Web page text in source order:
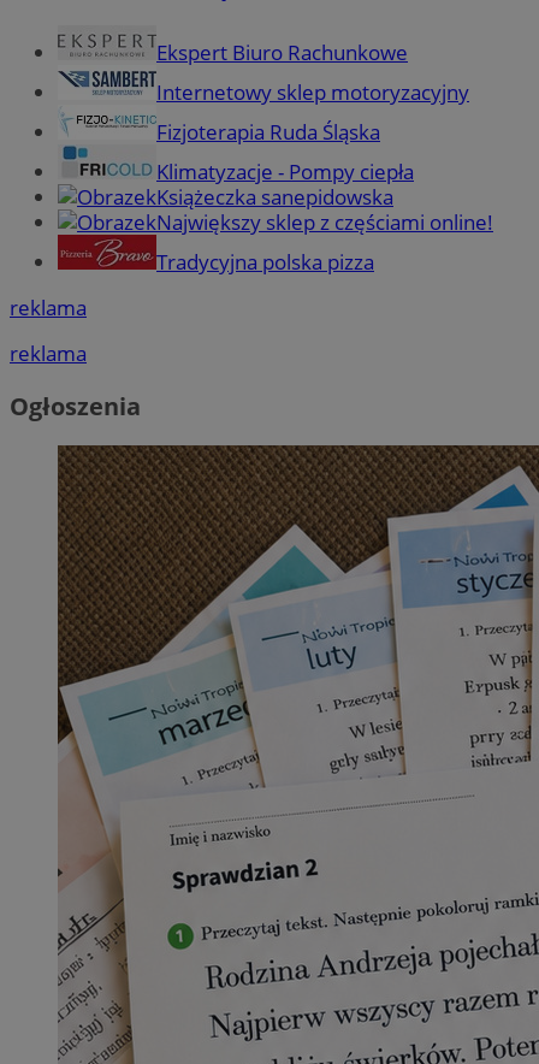
Ekspert Biuro Rachunkowe
Internetowy sklep motoryzacyjny
Fizjoterapia Ruda Śląska
Klimatyzacje - Pompy ciepła
Książeczka sanepidowska
Największy sklep z częściami online!
Tradycyjna polska pizza
reklama
reklama
Ogłoszenia